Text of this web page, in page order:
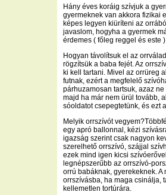
Hány éves koráig szívjuk a
gyermeknek van akkora fizikai
képes legyen kiüríteni az
javaslom, hogyha a gyermek
érdemes ( főleg reggel és este
Hogyan távolítsuk el az
rögzítsük a baba fejét. Az
ki kell tartani. Mivel az orrüreg
futnak, ezért a megfelelő
párhuzamosan tartsuk, azaz
majd ha már nem ürül tovább,
sóoldatot csepegtetünk, és ezt
Melyik orrszívót
egy apró ballonnal, kézi
igazság szerint csak nagyon
szerelhető orrszívó, szájjal
ezek mind igen kicsi
legnépszerűbb az orrszívó-
orrú babáknak, gyerekeknek.
orrszívásba, ha maga csinálja,
kellemetlen tortúrára.